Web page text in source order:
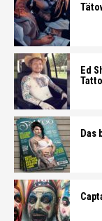
Ed
Das